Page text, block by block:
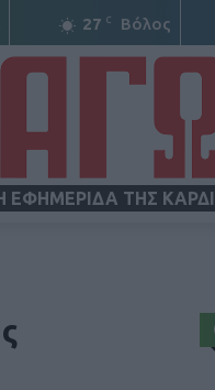
27 C Βόλος
ΕΦΗΜΕΡΙΔΑ ΤΗΣ